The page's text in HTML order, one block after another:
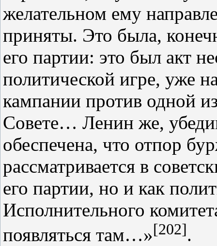
желательном ему
приняты. Это была,
его партии: это был акт
политической игре, уже
кампании против одной
Совете… Ленин же,
обеспечена, что отпор
рассматривается в
его партии, но и как
Исполнительного
появляться там…»[202].